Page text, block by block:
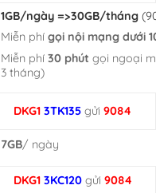
1GB/ngày =>30GB/tháng
Miễn phígọi nội mạng dưới
Miễn phí30 phút gọi ngoại
3 tháng)
DKG1 3TK135 gửi 9084
7GB/ ngày
DKG1 3KC120 gửi 9084